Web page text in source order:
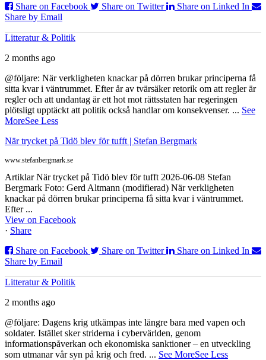
Share on Facebook
Share on Twitter
Share on Linked In
Share by Email
Litteratur & Politik
2 months ago
@följare: När verkligheten knackar på dörren brukar principerna få
sitta kvar i väntrummet. Efter år av tvärsäker retorik om att regler är
regler och att undantag är ett hot mot rättsstaten har regeringen
plötsligt upptäckt att politik också handlar om konsekvenser. ... See
MoreSee Less
När trycket på Tidö blev för tufft | Stefan Bergmark
www.stefanbergmark.se
Artiklar När trycket på Tidö blev för tufft 2026-06-08 Stefan
Bergmark Foto: Gerd Altmann (modifierad) När verkligheten
knackar på dörren brukar principerna få sitta kvar i väntrummet.
Efter ...
View on Facebook
· Share
Share on Facebook
Share on Twitter
Share on Linked In
Share by Email
Litteratur & Politik
2 months ago
@följare: Dagens krig utkämpas inte längre bara med vapen och
soldater. Istället sker striderna i cybervärlden, genom
informationspåverkan och ekonomiska sanktioner – en utveckling
som utmanar vår syn på krig och fred. ... See MoreSee Less